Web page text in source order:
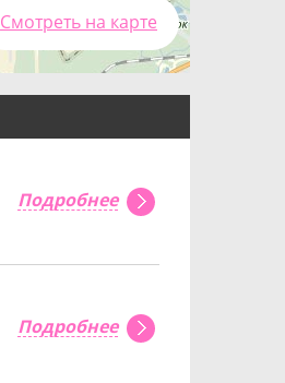
Смотреть на карте
Подробнее
Подробнее